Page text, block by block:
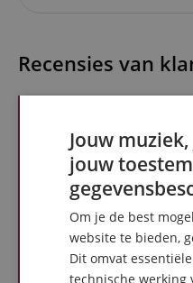
Recensies van
Jouw
jouw
Om je de best
website te bieden,
Dit omvat
technische werking